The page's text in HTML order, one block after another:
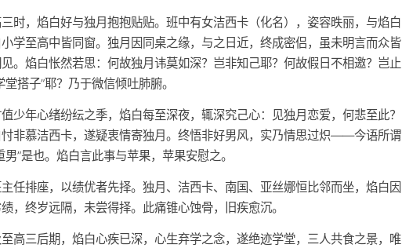
时，焰白好与独月抱抱贴贴。班中有女洁西卡（化名），姿容昳丽，与焰白
小学至高中皆同窗。独月因同桌之缘，与之日近，终成密侣，虽未明言而众皆
。焰白怅然若思：何故独月讳莫如深？岂非知己耶？何故假日不相邀？岂止
堂搭子”耶？乃于微信倾吐肺腑。
值少年心绪纷纭之季，焰白每至深夜，辄深究己心：见独月恋爱，何悲至此？
忖非慕洁西卡，遂疑衷情寄独月。终悟非好男风，实乃情思过炽——今语所谓
男”是也。焰白言此事与苹果，苹果安慰之。
任排座，以绩优者先择。独月、洁西卡、南国、亚丝娜恒比邻而坐，焰白因
，终岁远隔，未尝得择。此痛锥心蚀骨，旧疾愈沉。
高三后期，焰白心疾已深，心生弃学之念，遂绝迹学堂，三人共食之景，唯